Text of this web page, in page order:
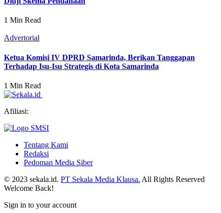
1 Min Read
Advertorial
Ketua Komisi IV DPRD Samarinda, Berikan Tanggapan
Terhadap Isu-Isu Strategis di Kota Samarinda
1 Min Read
Afiliasi:
Tentang Kami
Redaksi
Pedoman Media Siber
© 2023 sekala.id. PT Sekala Media Klausa. All Rights Reserved
Welcome Back!
Sign in to your account